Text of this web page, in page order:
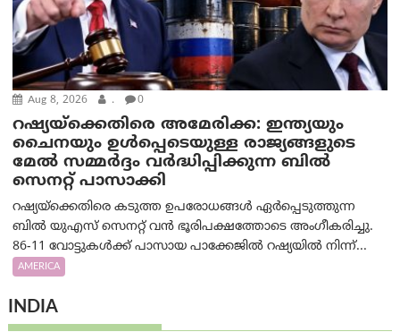
Aug 8, 2026 . 0
റഷ്യയ്‌ക്കെതിരെ അമേരിക്ക: ഇന്ത്യയും
ചൈനയും ഉൾപ്പെടെയുള്ള രാജ്യങ്ങളുടെ
മേൽ സമ്മർദ്ദം വർദ്ധിപ്പിക്കുന്ന ബിൽ
സെനറ്റ് പാസാക്കി
റഷ്യയ്‌ക്കെതിരെ കടുത്ത ഉപരോധങ്ങൾ ഏർപ്പെടുത്തുന്ന
ബിൽ യുഎസ് സെനറ്റ് വൻ ഭൂരിപക്ഷത്തോടെ അംഗീകരിച്ചു.
86-11 വോട്ടുകൾക്ക് പാസായ പാക്കേജിൽ റഷ്യയിൽ നിന്ന്...
AMERICA
INDIA